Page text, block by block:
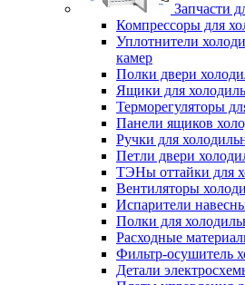
Запчасти
Компрессоры для
Уплотнители
камер
Полки двери
Ящики для
Терморегуляторы
Панели ящиков
Ручки для
Петли двери
ТЭНы оттайки для
Вентиляторы
Испарители
Полки для
Расходные
Фильтр-осушитель
Детали